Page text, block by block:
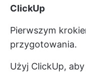
ClickUp
Pierwszym
przygotowania.
Użyj ClickUp,